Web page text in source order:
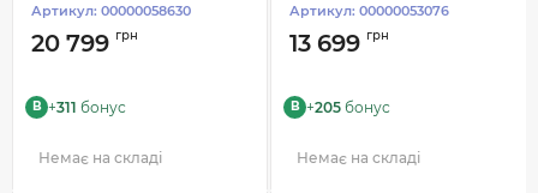
Артикул: 00000058630
20 799 грн
B +311 бонус
Немає на складі
Артикул: 00000053076
13 699 грн
B +205 бонус
Немає на складі